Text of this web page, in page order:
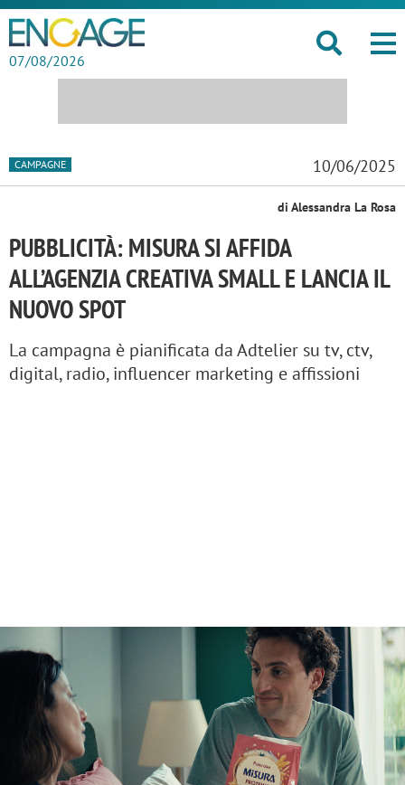
07/08/2026
CAMPAGNE 10/06/2025
di Alessandra La Rosa
PUBBLICITÀ: MISURA SI AFFIDA
ALL’AGENZIA CREATIVA SMALL E LANCIA IL
NUOVO SPOT
La campagna è pianificata da Adtelier su tv, ctv,
digital, radio, influencer marketing e affissioni